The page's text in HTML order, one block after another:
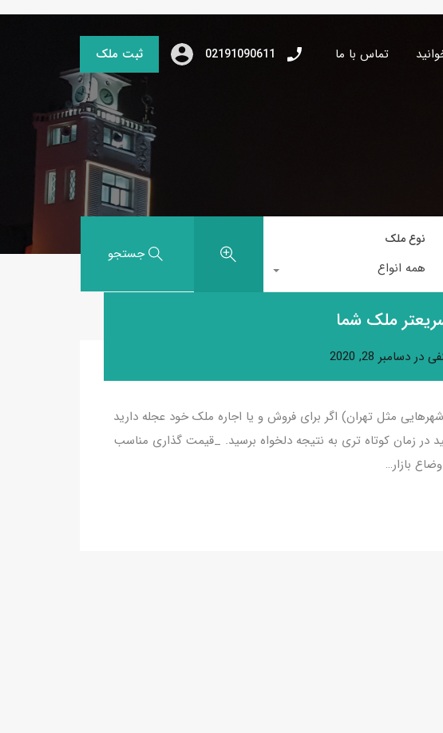
تماس با ما 02191090611 ثبت ملک
نوع ملک
همه انواع
جستجو
ملک شما
دردسامبر 28, 2020
مثل تهران) اگر برای فروش و یا اجاره ملک خود عجله دارید
در زمان کوتاه تری به نتیجه دلخواه برسید. _قیمت گذاری مناسب
بازار…